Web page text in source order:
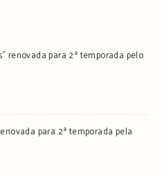
renovada para 2ª temporada pelo
para 2ª temporada pela